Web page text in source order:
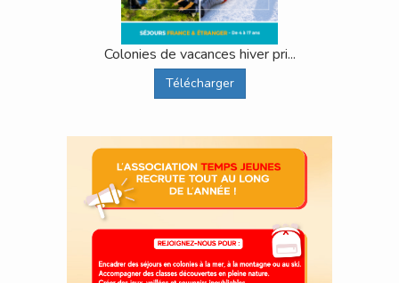
Colonies de vacances hiver pri...
Télécharger